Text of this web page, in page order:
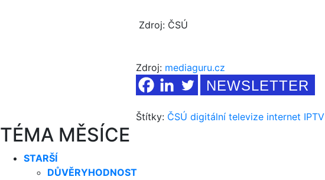
Zdroj: ČSÚ
Zdroj: mediaguru.cz
NEWSLETTER
Štítky: ČSÚ digitální televize internet IPTV
TÉMA MĚSÍCE
STARŠÍ
DŮVĚRYHODNOST